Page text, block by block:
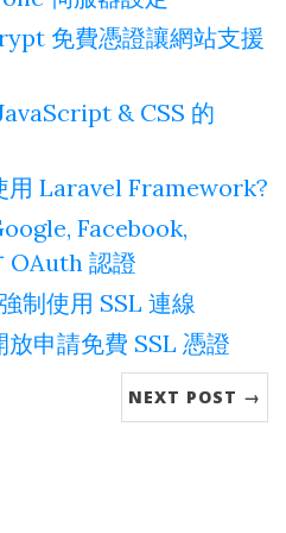
免費憑證讓網站支援
& CSS 的
用 Laravel Framework?
Facebook,
認證
制使用 SSL 連線
申請免費 SSL 憑證
NEXT POST →